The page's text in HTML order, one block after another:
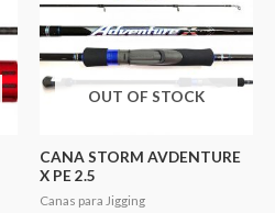
OUT OF STOCK
CANA STORM AVDENTURE
X PE 2.5
Canas para Jigging